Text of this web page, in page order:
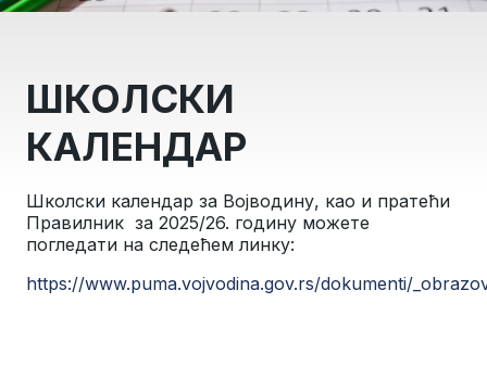
ШКОЛСКИ
КАЛЕНДАР
Школски календар за Војводину, као и пратећи
Правилник за 2025/26. годину можете
погледати на следећем линку:
https://www.puma.vojvodina.gov.rs/dokumenti/